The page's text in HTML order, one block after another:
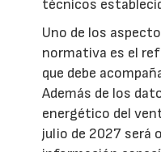
técnicos
Uno de los
normativa es el
que debe
Además de los
energético del
julio de 2027